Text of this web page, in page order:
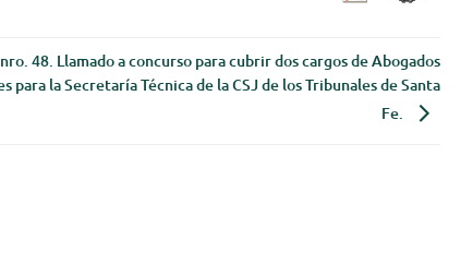
48. Llamado a concurso para cubrir dos cargos de Abogados
para la Secretaría Técnica de la CSJ de los Tribunales de Santa
Fe.